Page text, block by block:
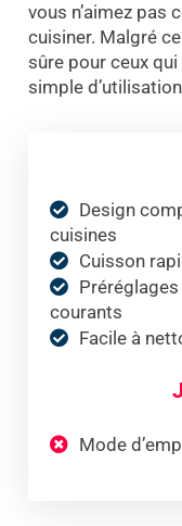
vous n’aimez pas
cuisiner. Malgré
sûre pour ceux
simple
Design
cuisines
Cuisson
courants
Facile à
Mode